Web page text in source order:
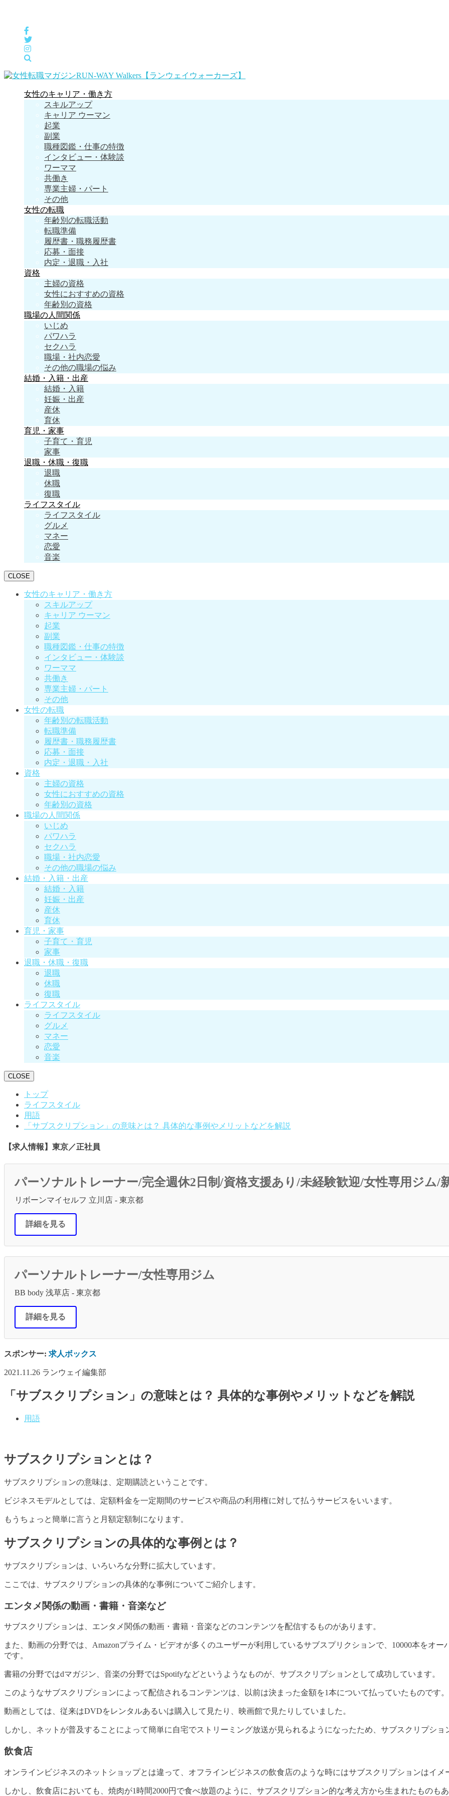
女性のキャリア・働き方
スキルアップ
キャリア ウーマン
起業
副業
職種図鑑・仕事の特徴
インタビュー・体験談
ワーママ
共働き
専業主婦・パート
その他
女性の転職
年齢別の転職活動
転職準備
履歴書・職務履歴書
応募・面接
内定・退職・入社
資格
主婦の資格
女性におすすめの資格
年齢別の資格
職場の人間関係
いじめ
パワハラ
セクハラ
職場・社内恋愛
その他の職場の悩み
結婚・入籍・出産
結婚・入籍
妊娠・出産
産休
育休
育児・家事
子育て・育児
家事
退職・休職・復職
退職
休職
復職
ライフスタイル
ライフスタイル
グルメ
マネー
恋愛
音楽
CLOSE
女性のキャリア・働き方
スキルアップ
キャリア ウーマン
起業
副業
職種図鑑・仕事の特徴
インタビュー・体験談
ワーママ
共働き
専業主婦・パート
その他
女性の転職
年齢別の転職活動
転職準備
履歴書・職務履歴書
応募・面接
内定・退職・入社
資格
主婦の資格
女性におすすめの資格
年齢別の資格
職場の人間関係
いじめ
パワハラ
セクハラ
職場・社内恋愛
その他の職場の悩み
結婚・入籍・出産
結婚・入籍
妊娠・出産
産休
育休
育児・家事
子育て・育児
家事
退職・休職・復職
退職
休職
復職
ライフスタイル
ライフスタイル
グルメ
マネー
恋愛
音楽
CLOSE
トップ
ライフスタイル
用語
「サブスクリプション」の意味とは？ 具体的な事例やメリットなどを解説
【求人情報】東京／正社員
パーソナルトレーナー/完全週休2日制/資格支援あり/未経験歓迎/女性専用ジム/
リボーンマイセルフ 立川店 - 東京都
詳細を見る
パーソナルトレーナー/女性専用ジム
BB body 浅草店 - 東京都
詳細を見る
スポンサー: 求人ボックス
2021.11.26 ランウェイ編集部
「サブスクリプション」の意味とは？ 具体的な事例やメリットなどを解説
用語
サブスクリプションとは？
サブスクリプションの意味は、定期購読ということです。
ビジネスモデルとしては、定額料金を一定期間のサービスや商品の利用権に対して払うサービスをいいます。
もうちょっと簡単に言うと月額定額制になります。
サブスクリプションの具体的な事例とは？
サブスクリプションは、いろいろな分野に拡大しています。
ここでは、サブスクリプションの具体的な事例についてご紹介します。
エンタメ関係の動画・書籍・音楽など
サブスクリプションは、エンタメ関係の動画・書籍・音楽などのコンテンツを配信するものがあります。
また、動画の分野では、Amazonプライム・ビデオが多くのユーザーが利用しているサブスプリクションで、10000本をオ
です。
書籍の分野ではdマガジン、音楽の分野ではSpotifyなどというようなものが、サブスクリプションとして成功しています。
このようなサブスクリプションによって配信されるコンテンツは、以前は決まった金額を1本について払っていたものです。
動画としては、従来はDVDをレンタルあるいは購入して見たり、映画館で見たりしていました。
しかし、ネットが普及することによって簡単に自宅でストリーミング放送が見られるようになったため、サブスクリプショ
飲食店
オンラインビジネスのネットショップとは違って、オフラインビジネスの飲食店のような時にはサブスクリプションはイメ
しかし、飲食店においても、焼肉が1時間2000円で食べ放題のように、サブスクリプション的な考え方から生まれたものも